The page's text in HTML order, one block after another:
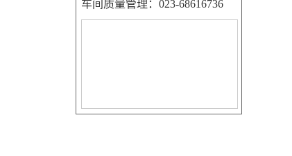
车间质量管理：023-68616736